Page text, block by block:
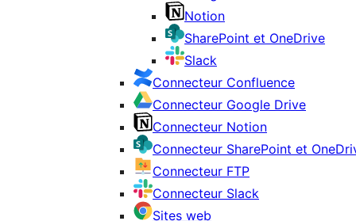
Notion
SharePoint et OneDrive
Slack
Connecteur Confluence
Connecteur Google Drive
Connecteur Notion
Connecteur SharePoint et
Connecteur FTP
Connecteur Slack
Sites web